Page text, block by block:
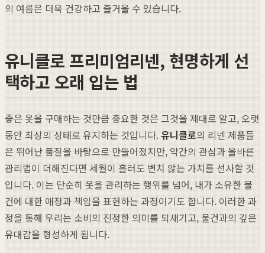
의 여름은 더욱 건강하고 즐거울 수 있습니다.
유니클로 프리미엄리넨, 현명하게 선
택하고 오래 입는 법
좋은 옷을 구매하는 것만큼 중요한 것은 그것을 제대로 알고, 오랫
동안 최상의 상태로 유지하는 것입니다.유니클로의 리넨 제품들
은 뛰어난 품질을 바탕으로 만들어졌지만, 약간의 관심과 올바른
관리법이 더해진다면 세월이 흘러도 변치 않는 가치를 선사할 것
입니다. 이는 단순히 옷을 관리하는 행위를 넘어, 내가 소유한 물
건에 대한 애정과 책임을 표현하는 과정이기도 합니다. 이러한 과
정을 통해 우리는 소비의 진정한 의미를 되새기고, 물건과의 깊은
유대감을 형성하게 됩니다.